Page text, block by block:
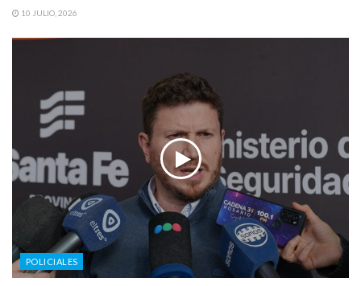
10 JULIO, 2026
POLICIALES